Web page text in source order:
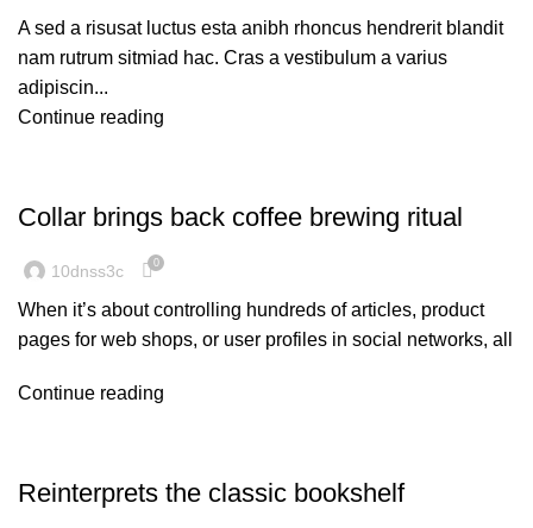
A sed a risusat luctus esta anibh rhoncus hendrerit blandit
nam rutrum sitmiad hac. Cras a vestibulum a varius
adipiscin...
Continue reading
Collar brings back coffee brewing ritual
10dnss3c 0
When it’s about controlling hundreds of articles, product
pages for web shops, or user profiles in social networks, all
Continue reading
Reinterprets the classic bookshelf